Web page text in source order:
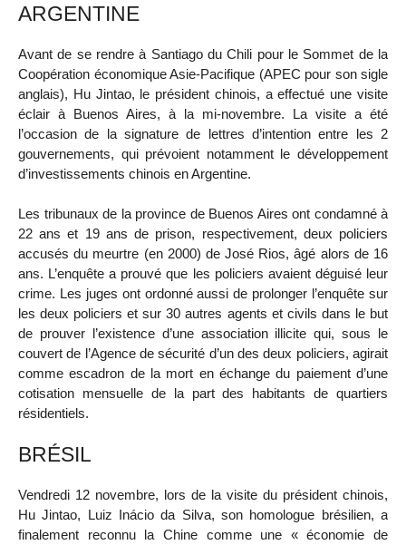
ARGENTINE
Avant de se rendre à Santiago du Chili pour le Sommet de la
Coopération économique Asie-Pacifique (APEC pour son sigle
anglais), Hu Jintao, le président chinois, a effectué une visite
éclair à Buenos Aires, à la mi-novembre. La visite a été
l’occasion de la signature de lettres d’intention entre les 2
gouvernements, qui prévoient notamment le développement
d’investissements chinois en Argentine.
Les tribunaux de la province de Buenos Aires ont condamné à
22 ans et 19 ans de prison, respectivement, deux policiers
accusés du meurtre (en 2000) de José Rios, âgé alors de 16
ans. L’enquête a prouvé que les policiers avaient déguisé leur
crime. Les juges ont ordonné aussi de prolonger l’enquête sur
les deux policiers et sur 30 autres agents et civils dans le but
de prouver l’existence d’une association illicite qui, sous le
couvert de l’Agence de sécurité d’un des deux policiers, agirait
comme escadron de la mort en échange du paiement d’une
cotisation mensuelle de la part des habitants de quartiers
résidentiels.
BRÉSIL
Vendredi 12 novembre, lors de la visite du président chinois,
Hu Jintao, Luiz Inácio da Silva, son homologue brésilien, a
finalement reconnu la Chine comme une « économie de